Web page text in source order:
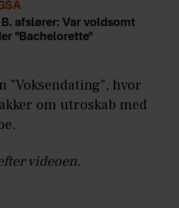
afslører: Var voldsomt
"Bachelorette"
"Voksendating", hvor
om utroskab med
videoen.